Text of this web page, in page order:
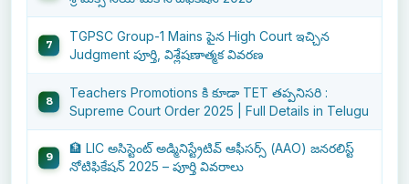
TGPSC Group-1 Mains పైన High Court ఇచ్చిన
Judgment పూర్తి, విశ్లేషణాత్మక వివరణ
Teachers Promotions కి కూడా TET తప్పనిసరి :
Supreme Court Order 2025 | Full Details in Telugu
🏦 LIC అసిస్టెంట్ అడ్మినిస్ట్రేటివ్ ఆఫీసర్స్ (AAO) జనరలిస్ట్
నోటిఫికేషన్ 2025 – పూర్తి వివరాలు